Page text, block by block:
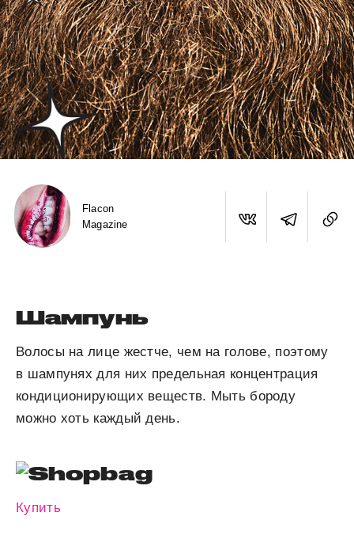
Flacon
Magazine
Шампунь
Волосы на лице жестче, чем на голове, поэтому
в шампунях для них предельная концентрация
кондиционирующих веществ. Мыть бороду
можно хоть каждый день.
Купить